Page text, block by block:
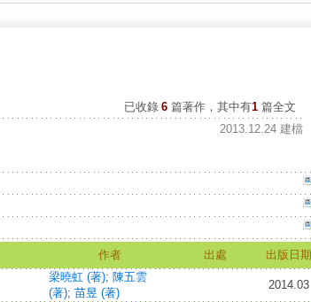
已收錄 6 篇著作，其中有1篇全文
2013.12.24 建檔
作者 出處 出版日期
梁曉虹 (著); 陳五雲
(著); 苗昱 (著)
2014.03